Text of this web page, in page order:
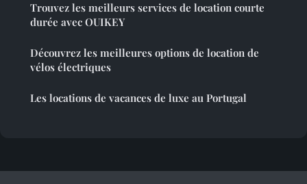
Trouvez les meilleurs services de location courte
durée avec OUIKEY
Découvrez les meilleures options de location de
vélos électriques
Les locations de vacances de luxe au Portugal